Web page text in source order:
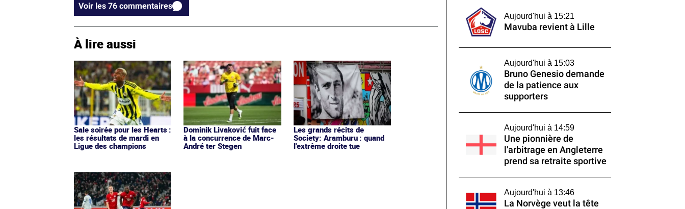
Voir les 76 commentaires
À lire aussi
Sale soirée pour les Hearts :
les résultats de mardi en
Ligue des champions
Dominik Livaković fuit face
à la concurrence de Marc-
André ter Stegen
Les grands récits de
Society: Aramburu : quand
l'extrême droite tue
Aujourd'hui à 15:21
Mavuba revient à Lille
Aujourd'hui à 15:03
Bruno Genesio demande
de la patience aux
supporters
Aujourd'hui à 14:59
Une pionnière de
l'arbitrage en Angleterre
prend sa retraite sportive
Aujourd'hui à 13:46
La Norvège veut la tête